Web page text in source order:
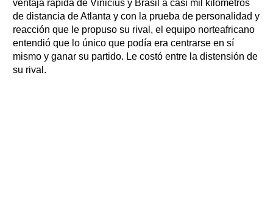
ventaja rápida de Vinicius y Brasil a casi mil kilómetros
de distancia de Atlanta y con la prueba de personalidad y
reacción que le propuso su rival, el equipo norteafricano
entendió que lo único que podía era centrarse en sí
mismo y ganar su partido. Le costó entre la distensión de
su rival.